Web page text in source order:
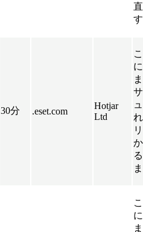
30分 .eset.com
Hotjar
Ltd